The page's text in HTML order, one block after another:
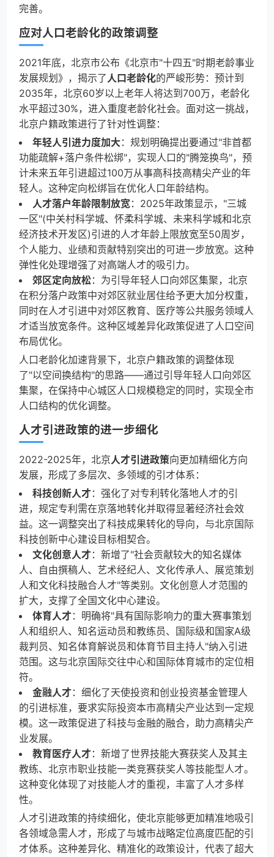
完善。
应对人口老龄化的政策调整
2021年底，北京市公布《北京市"十四五"时期老龄事业
发展规划》，揭示了人口老龄化的严峻形势：预计到
2035年，北京60岁以上老年人将达到700万，老龄化
水平超过30%，进入重度老龄化社会。面对这一挑战，
北京户籍政策进行了针对性调整：
年轻人引进力度加大：规划明确提出要通过"非首都
功能疏解+落户条件松绑"，实现人口的"腾笼换鸟"，预
计未来五年引进超过100万从事高科技高精尖产业的年
轻人。这种定向松绑旨在优化人口年龄结构。
人才落户年龄限制放宽：2025年政策显示，"三城
一区"(中关村科学城、怀柔科学城、未来科学城和北京
经济技术开发区)引进的人才年龄上限放宽至50周岁，
个人能力、业绩和贡献特别突出的可进一步放宽。这种
弹性化处理增强了对高端人才的吸引力。
郊区定向放松：为引导年轻人口向郊区集聚，北京
在积分落户政策中对郊区就业居住给予更大加分权重，
同时在人才引进中对郊区教育、医疗等公共服务领域人
才适当放宽条件。这种区域差异化政策促进了人口空间
布局优化。
人口老龄化加速背景下，北京户籍政策的调整体现
了"以空间换结构"的思路——通过引导年轻人口向郊区
集聚，在保持中心城区人口规模稳定的同时，实现全市
人口结构的优化调整。
人才引进政策的进一步细化
2022-2025年，北京人才引进政策向更加精细化方向
发展，形成了多层次、多领域的引才体系：
科技创新人才 ：强化了对专利转化落地人才的引
进，规定专利需在京落地转化并取得显著经济社会效
益。这一调整突出了科技成果转化的导向，与北京国际
科技创新中心建设目标相契合。
文化创意人才 ：新增了"社会贡献较大的知名媒体
人、自由撰稿人、艺术经纪人、文化传承人、展览策划
人和文化科技融合人才"等类别。文化创意人才范围的
扩大，支撑了全国文化中心建设。
体育人才 ：明确将"具有国际影响力的重大赛事策划
人和组织人、知名运动员和教练员、国际级和国家A级
裁判员、知名体育解说员和体育节目主持人"纳入引进
范围。这与北京国际交往中心和国际体育城市的定位相
符。
金融人才 ：细化了天使投资和创业投资基金管理人
的引进标准，要求实际投资本市高精尖产业达到一定规
模。这一政策促进了科技与金融的融合，助力高精尖产
业发展。
教育医疗人才 ：新增了世界技能大赛获奖人及其主
教练、北京市职业技能一类竞赛获奖人等技能型人才。
这种变化体现了对技能人才的重视，丰富了人才多样
性。
人才引进政策的持续细化，使北京能够更加精准地吸引
各领域急需人才，形成了与城市战略定位高度匹配的引
才体系。这种差异化、精准化的政策设计，代表了超大